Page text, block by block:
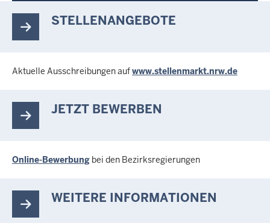
STELLENANGEBOTE
Aktuelle Ausschreibungen aufwww.stellenmarkt.nrw.de
JETZT BEWERBEN
Online-Bewerbung bei den Bezirksregierungen
WEITERE INFORMATIONEN